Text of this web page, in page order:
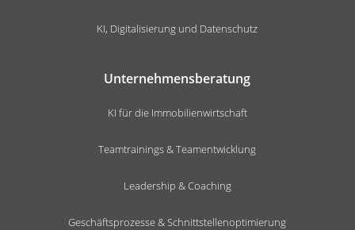
KI, Digitalisierung und Datenschutz
Unternehmensberatung
KI für die Immobilienwirtschaft
Teamtrainings & Teamentwicklung
Leadership & Coaching
Geschäftsprozesse & Schnittstellenoptimierung